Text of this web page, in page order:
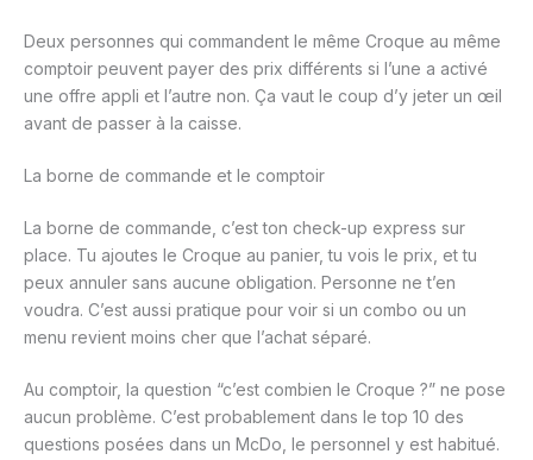
Deux personnes qui commandent le même Croque au même
comptoir peuvent payer des prix différents si l’une a activé
une offre appli et l’autre non. Ça vaut le coup d’y jeter un œil
avant de passer à la caisse.
La borne de commande et le comptoir
La borne de commande, c’est ton check-up express sur
place. Tu ajoutes le Croque au panier, tu vois le prix, et tu
peux annuler sans aucune obligation. Personne ne t’en
voudra. C’est aussi pratique pour voir si un combo ou un
menu revient moins cher que l’achat séparé.
Au comptoir, la question “c’est combien le Croque ?” ne pose
aucun problème. C’est probablement dans le top 10 des
questions posées dans un McDo, le personnel y est habitué.